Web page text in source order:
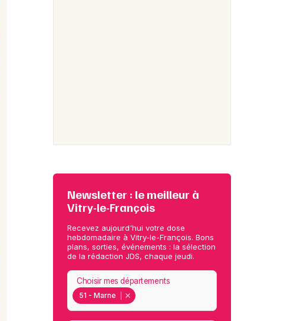
Newsletter : le meilleur à
Vitry-le-François
Recevez aujourd'hui votre dose
hebdomadaire à Vitry-le-François. Bons
plans, sorties, événements : la sélection
de la rédaction JDS, chaque jeudi.
51 - Marne
Choisir mes départements